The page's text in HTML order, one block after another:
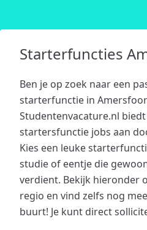
Starterfuncties
Ben je op zoek naar een
starterfunctie in
Studentenvacature.nl
startersfunctie jobs aan
Kies een leuke
studie of eentje die
verdient. Bekijk hieronder
regio en vind zelfs nog
buurt! Je kunt direct